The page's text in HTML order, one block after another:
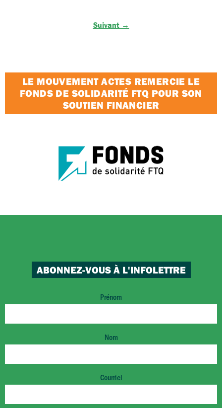
Suivant →
LE MOUVEMENT ACTES REMERCIE LE
FONDS DE SOLIDARITÉ FTQ POUR SON
SOUTIEN FINANCIER
ABONNEZ-VOUS À L'INFOLETTRE
Prénom
Nom
Courriel